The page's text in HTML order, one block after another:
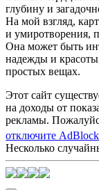
глубину и
На мой взгляд,
и умиротворения,
Она может быть
надежды и
простых вещах.
Этот сайт
на доходы от
рекламы.
отключите AdBlock
Несколько